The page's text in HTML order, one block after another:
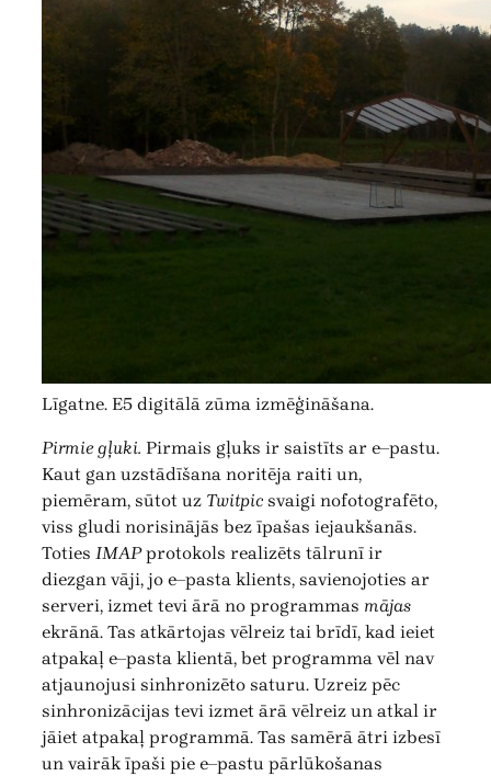
Līgatne. E5 digitālā zūma izmēģināšana.
Pirmie gļuki. Pirmais gļuks ir saistīts ar e–pastu.
Kaut gan uzstādīšana noritēja raiti un,
piemēram, sūtot uz Twitpic svaigi nofotografēto,
viss gludi norisinājās bez īpašas iejaukšanās.
Toties IMAPprotokols realizēts tālrunī ir
diezgan vāji, jo e–pasta klients, savienojoties ar
serveri, izmet tevi ārā no programmas mājas
ekrānā. Tas atkārtojas vēlreiz tai brīdī, kad ieiet
atpakaļ e–pasta klientā, bet programma vēl nav
atjaunojusi sinhronizēto saturu. Uzreiz pēc
sinhronizācijas tevi izmet ārā vēlreiz un atkal ir
jāiet atpakaļ programmā. Tas samērā ātri izbesī
un vairāk īpaši pie e–pastu pārlūkošanas